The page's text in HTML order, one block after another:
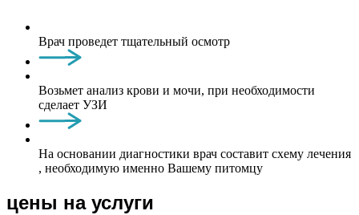
Врач проведет тщательный осмотр
Возьмет анализ крови и мочи, при необходимости
сделает УЗИ
На основании диагностики врач составит схему лечения
, необходимую именно Вашему питомцу
цены на услуги